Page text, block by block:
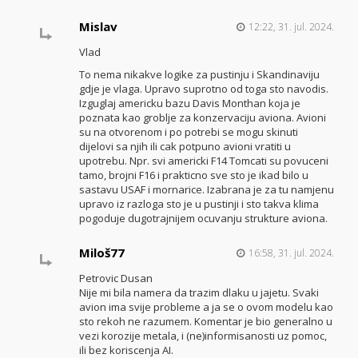
Mislav 12:22, 31. jul. 2024.
Vlad
To nema nikakve logike za pustinju i Skandinaviju
gdje je vlaga. Upravo suprotno od toga sto navodis.
Izguglaj americku bazu Davis Monthan koja je
poznata kao groblje za konzervaciju aviona. Avioni
su na otvorenom i po potrebi se mogu skinuti
dijelovi sa njih ili cak potpuno avioni vratiti u
upotrebu. Npr. svi americki F14 Tomcati su povuceni
tamo, brojni F16 i prakticno sve sto je ikad bilo u
sastavu USAF i mornarice. Izabrana je za tu namjenu
upravo iz razloga sto je u pustinji i sto takva klima
pogoduje dugotrajnijem ocuvanju strukture aviona.
Miloš77 16:58, 31. jul. 2024.
Petrovic Dusan
Nije mi bila namera da trazim dlaku u jajetu. Svaki
avion ima svije probleme a ja se o ovom modelu kao
sto rekoh ne razumem. Komentar je bio generalno u
vezi korozije metala, i (ne)informisanosti uz pomoc,
ili bez koriscenja AI.